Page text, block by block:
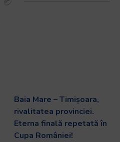
Baia Mare – Timișoara,
rivalitatea provinciei.
Eterna finală repetată în
Cupa României!